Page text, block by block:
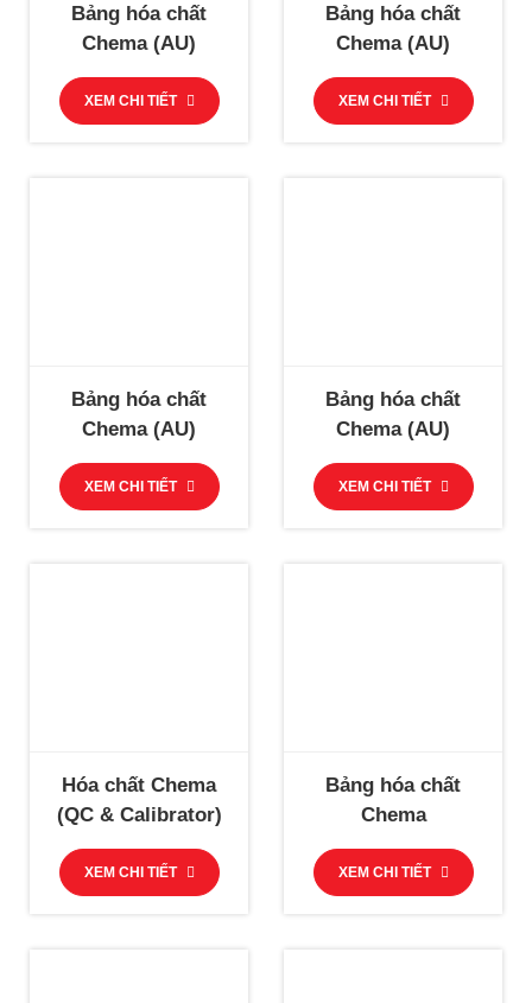
Bảng hóa chất
Chema (AU)
XEM CHI TIẾT
Bảng hóa chất
Chema (AU)
XEM CHI TIẾT
Bảng hóa chất
Chema (AU)
XEM CHI TIẾT
Bảng hóa chất
Chema (AU)
XEM CHI TIẾT
Hóa chất Chema
(QC & Calibrator)
XEM CHI TIẾT
Bảng hóa chất
Chema
XEM CHI TIẾT